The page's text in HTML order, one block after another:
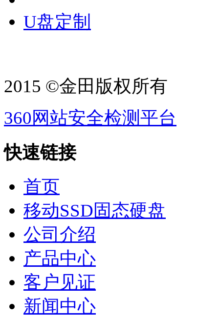
U盘定制
2015 ©金田版权所有
360网站安全检测平台
快速链接
首页
移动SSD固态硬盘
公司介绍
产品中心
客户见证
新闻中心